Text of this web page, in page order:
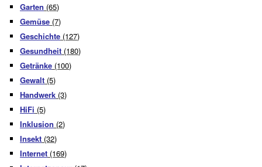
Garten (65)
Gemüse (7)
Geschichte (127)
Gesundheit (180)
Getränke (100)
Gewalt (5)
Handwerk (3)
HiFi (5)
Inklusion (2)
Insekt (32)
Internet (169)